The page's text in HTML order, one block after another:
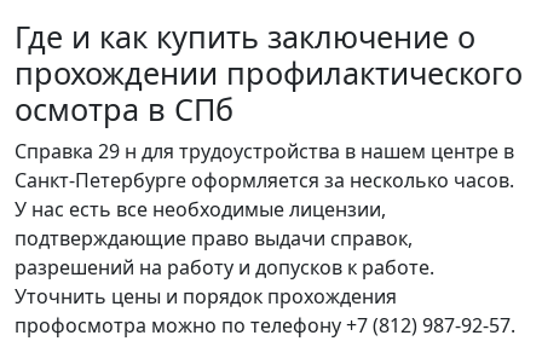
Где и как купить заключение о
прохождении профилактического
осмотра в СПб
Справка 29 н для трудоустройства в нашем центре в
Санкт-Петербурге оформляется за несколько часов.
У нас есть все необходимые лицензии,
подтверждающие право выдачи справок,
разрешений на работу и допусков к работе.
Уточнить цены и порядок прохождения
профосмотра можно по телефону +7 (812) 987-92-57.